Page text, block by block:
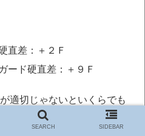
直差：＋２Ｆ
ード硬直差：＋９Ｆ
適切じゃないといくらでも
SEARCH SIDEBAR